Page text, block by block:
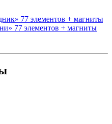
77 элементов + магниты
77 элементов + магниты